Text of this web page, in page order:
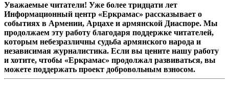
Уважаемые читатели! Уже более тридцати лет
Информационный центр «Еркрамас» рассказывает о
событиях в Армении, Арцахе и армянской Диаспоре. Мы
продолжаем эту работу благодаря поддержке читателей,
которым небезразличны судьба армянского народа и
независимая журналистика. Если вы цените нашу работу
и хотите, чтобы «Еркрамас» продолжал развиваться, вы
можете поддержать проект добровольным взносом.